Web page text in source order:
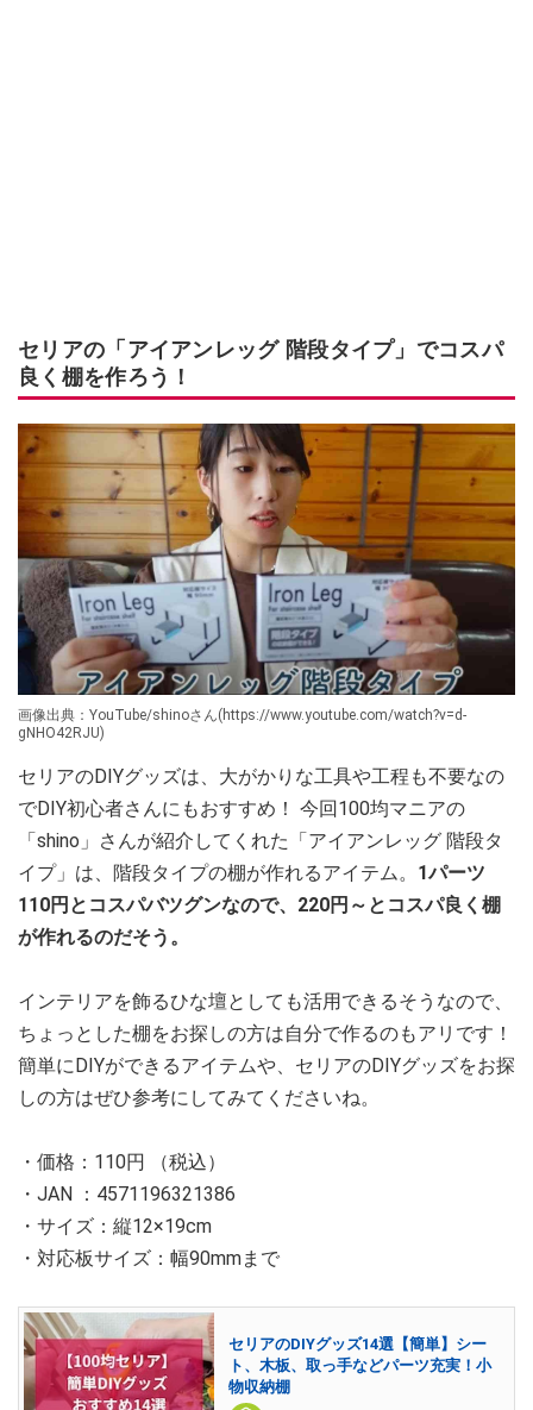
セリアの「アイアンレッグ 階段タイプ」でコスパ
良く棚を作ろう！
画像出典：YouTube/shinoさん(https://www.youtube.com/watch?v=d-
gNHO42RJU)
セリアのDIYグッズは、大がかりな工具や工程も不要なの
でDIY初心者さんにもおすすめ！ 今回100均マニアの
「shino」さんが紹介してくれた「アイアンレッグ 階段タ
イプ」は、階段タイプの棚が作れるアイテム。 1パーツ
110円とコスパバツグンなので、220円～とコスパ良く棚
が作れるのだそう。
インテリアを飾るひな壇としても活用できるそうなので、
ちょっとした棚をお探しの方は自分で作るのもアリです！
簡単にDIYができるアイテムや、セリアのDIYグッズをお探
しの方はぜひ参考にしてみてくださいね。
・価格：110円 （税込）
・JAN ：4571196321386
・サイズ：縦12×19cm
・対応板サイズ：幅90mmまで
セリアのDIYグッズ14選【簡単】シー
ト、木板、取っ手などパーツ充実！小
物収納棚